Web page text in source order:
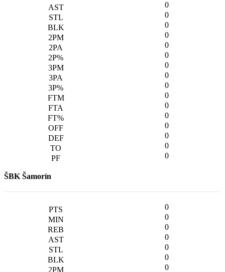
0
0
0
0
0
0
0
0
0
0
0
0
0
0
0
0
ŠBK Šamorín
0
0
0
0
0
0
0